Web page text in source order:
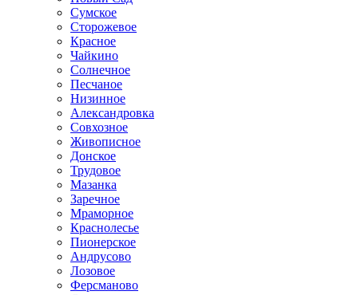
Сумское
Сторожевое
Красное
Чайкино
Солнечное
Песчаное
Низинное
Александровка
Совхозное
Живописное
Донское
Трудовое
Мазанка
Заречное
Мраморное
Краснолесье
Пионерское
Андрусово
Лозовое
Ферсманово